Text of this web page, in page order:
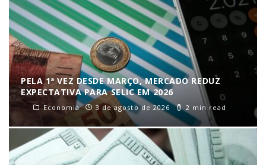
PELA 1ª VEZ DESDE MARÇO, MERCADO REDUZ
EXPECTATIVA PARA SELIC EM 2026
Economia 3 de agosto de 2026 2 min read